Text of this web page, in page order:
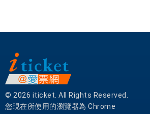
© 2026 iticket. All Rights Reserved.
您現在所使用的瀏覽器為 Chrome